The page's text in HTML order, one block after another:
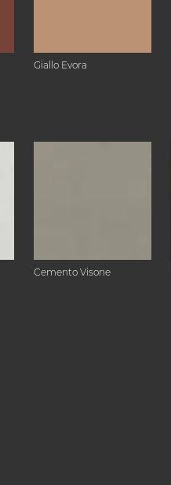
Giallo Evora
Cemento Visone